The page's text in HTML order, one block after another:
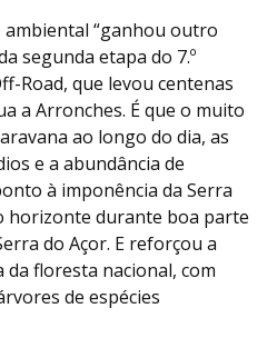
“ganhou outro
segunda etapa do 7.º
Road, que levou centenas
a Arronches. É que o muito
ao longo do dia, as
e a abundância de
à imponência da Serra
horizonte durante boa parte
do Açor. E reforçou a
da floresta nacional, com
de espécies